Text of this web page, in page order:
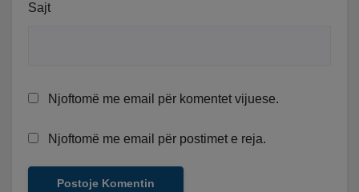
Sajt
Njoftomë me email për komentet vijuese.
Njoftomë me email për postimet e reja.